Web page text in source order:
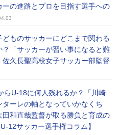
ーの進路とプロを目指す選手への
どものサッカーにどこまで関わる
？「サッカーが習い事になると難
佐久長聖高校女子サッカー部監督
らU-18に何人残れるか？「川崎
ターレの軸となっていかなくち
田和直哉監督が取る勝負と育成の
12サッカー選手権コラム】